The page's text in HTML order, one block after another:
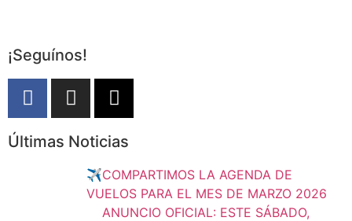
¡Seguínos!
Últimas Noticias
✈️COMPARTIMOS LA AGENDA DE
VUELOS PARA EL MES DE MARZO 2026
ANUNCIO OFICIAL: ESTE SÁBADO,